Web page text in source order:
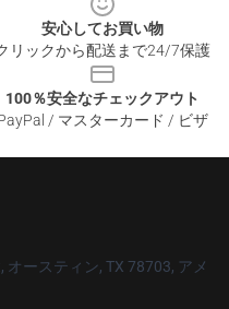
安心してお買い物
リックから配送まで24/7保護
100％安全なチェックアウト
/ マスターカード / ビザ
オースティン, TX 78703, アメ